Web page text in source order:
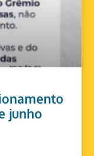
junho